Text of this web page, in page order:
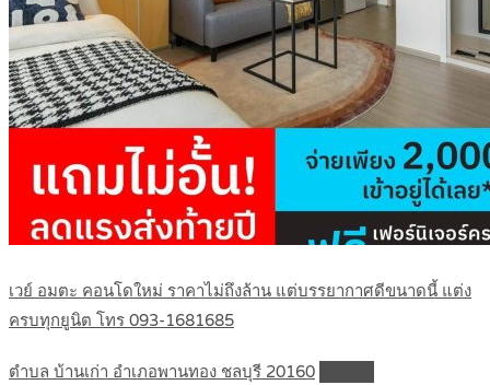
เวย์ อมตะ คอนโดใหม่ ราคาไม่ถึงล้าน แต่บรรยากาศดีขนาดนี้ แต่ง
ครบทุกยูนิต โทร 093-1681685
ตำบล บ้านเก่า อำเภอพานทอง ชลบุรี 20160